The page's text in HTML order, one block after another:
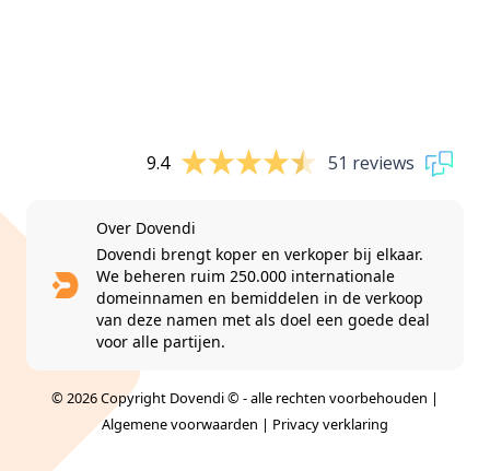
9.4 51 reviews
Over Dovendi
Dovendi brengt koper en verkoper bij elkaar.
We beheren ruim 250.000 internationale
domeinnamen en bemiddelen in de verkoop
van deze namen met als doel een goede deal
voor alle partijen.
© 2026 Copyright Dovendi © - alle rechten voorbehouden |
Algemene voorwaarden | Privacy verklaring